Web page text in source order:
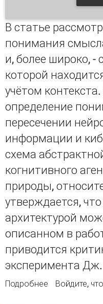
В статье
понимания
и, более широко, -
которой
учётом
определение
пересечении
информации и
схема
когнитивного
природы,
утверждается,
архитектурой
описанном в
приводится
эксперимента Дж.
Подробнее о Критика
Войдите,